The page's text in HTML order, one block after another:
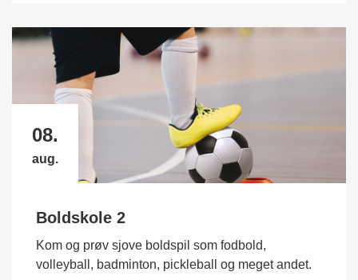
08.
aug.
Boldskole 2
Kom og prøv sjove boldspil som fodbold,
volleyball, badminton, pickleball og meget andet.